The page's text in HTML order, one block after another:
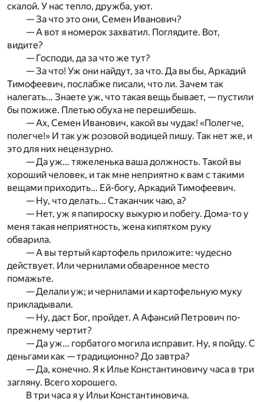
скалой. У нас тепло, дружба, уют.
— За что это они, Семен Иванович?
— А вот я номерок захватил. Поглядите. Вот,
видите?
— Господи, да за что же тут?
— За что! Уж они найдут, за что. Да вы бы, Аркадий
Тимофеевич, послабже писали, что ли. Зачем так
налегать… Знаете уж, что такая вещь бывает, — пустили
бы пожиже. Плетью обуха не перешибешь.
— Ах, Семен Иванович, какой вы чудак! «Полегче,
полегче!» И так уж розовой водицей пишу. Так нет же, и
это для них нецензурно.
— Да уж… тяжеленька ваша должность. Такой вы
хороший человек, и так мне неприятно к вам с такими
вещами приходить… Ей-богу, Аркадий Тимофеевич.
— Ну, что делать… Стаканчик чаю, а?
— Нет, уж я папироску выкурю и побегу. Дома-то у
меня такая неприятность, жена кипятком руку
обварила.
— А вы тертый картофель приложите: чудесно
действует. Или чернилами обваренное место
помажьте.
— Делали уж; и чернилами и картофельную муку
прикладывали.
— Ну, даст Бог, пройдет. А Афансий Петрович по-
прежнему чертит?
— Да уж… горбатого могила исправит. Ну, я пойду. С
деньгами как — традиционно? До завтра?
— Да, конечно. Я к Илье Константиновичу часа в три
загляну. Всего хорошего.
В три часа я у Ильи Константиновича.